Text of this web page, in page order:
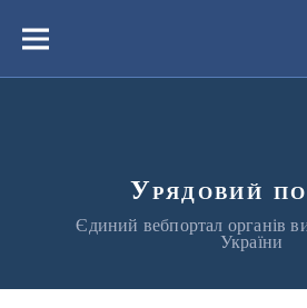
вмістуМеню
Урядовий
Єдиний вебпортал органів
України